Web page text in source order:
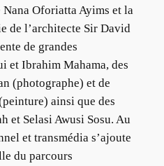
Oforiatta Ayims et la
de l’architecte Sir David
de grandes
et Ibrahim Mahama, des
(photographe) et de
ainsi que des
et Selasi Awusi Sosu. Au
et transmédia s’ajoute
du parcours